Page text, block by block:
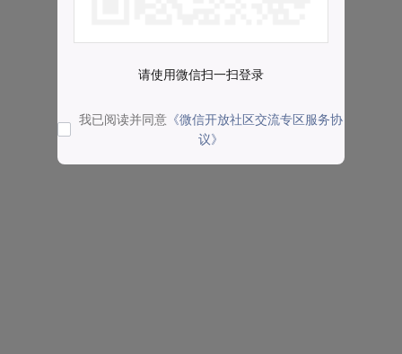
请使用微信扫一扫登录
我已阅读并同意 《微信开放社区交流专区服务协
议》